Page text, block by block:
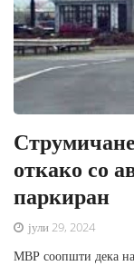
откако со
паркиран
јули 29, 2024
МВР соопшти дека